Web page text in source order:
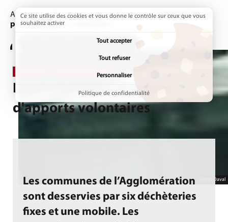
Accueil Vivre ici Les déchets Page active :
Les déchèteries et
points d'apports volontaires
ADDTOANY (SHARE) EST DÉSACTIVÉ.
Simon Daval
Les déchèteries et points
d'apports volontaires
ENVIRONNEMENT
Les communes de l’Agglomération
sont desservies par six déchèteries
fixes et une mobile. Les
Ce site utilise des cookies et vous donne le contrôle sur ceux que vous
souhaitez activer
Tout accepter
Tout refuser
Personnaliser
Politique de confidentialité